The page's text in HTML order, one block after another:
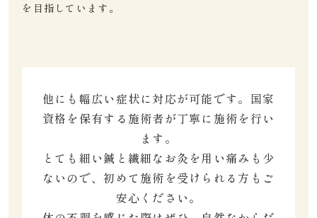
を目指しています。
他にも幅広い症状に対応が可能です。国家
資格を保有する施術者が丁寧に施術を行い
ます。
とても細い鍼と繊細なお灸を用い痛みも少
ないので、初めて施術を受けられる方もご
安心ください。